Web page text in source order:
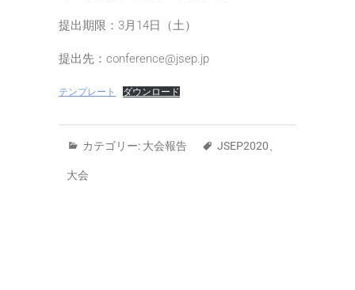
提出期限：3月14日（土）
提出先：conference@jsep.jp
テンプレート ダウンロード
カテゴリー: 大会報告 JSEP2020
大会